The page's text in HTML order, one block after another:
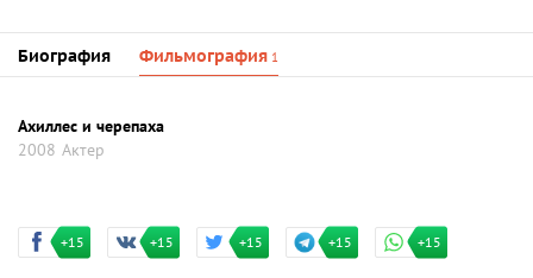
Биография Фильмография 1
Ахиллес и черепаха
2008 Актер
+15 +15 +15 +15 +15